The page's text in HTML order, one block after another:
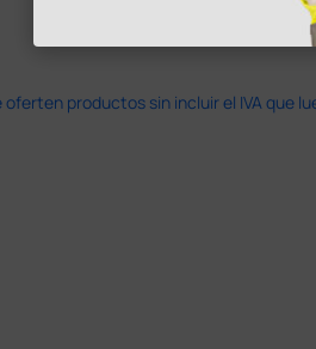
productos sin incluir el IVA que